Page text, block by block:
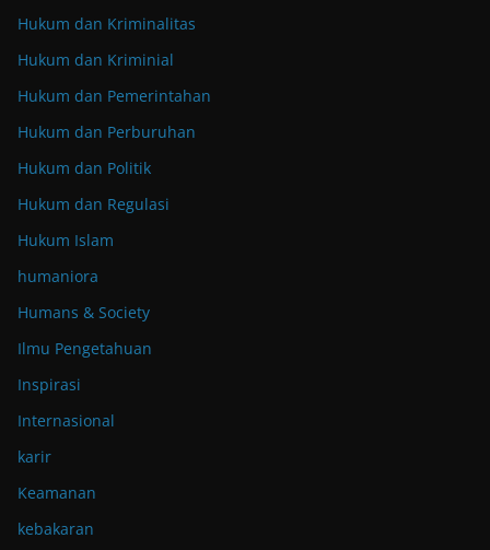
Hukum dan Kriminalitas
Hukum dan Kriminial
Hukum dan Pemerintahan
Hukum dan Perburuhan
Hukum dan Politik
Hukum dan Regulasi
Hukum Islam
humaniora
Humans & Society
Ilmu Pengetahuan
Inspirasi
Internasional
karir
Keamanan
kebakaran